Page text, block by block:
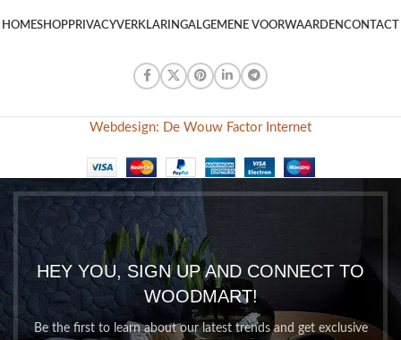
HOMESHOPPRIVACYVERKLARINGALGEMENE VOORWAARDENCONTACT
Webdesign: De Wouw Factor Internet
HEY YOU, SIGN UP AND CONNECT TO
WOODMART!
Be the first to learn about our latest trends and get exclusive